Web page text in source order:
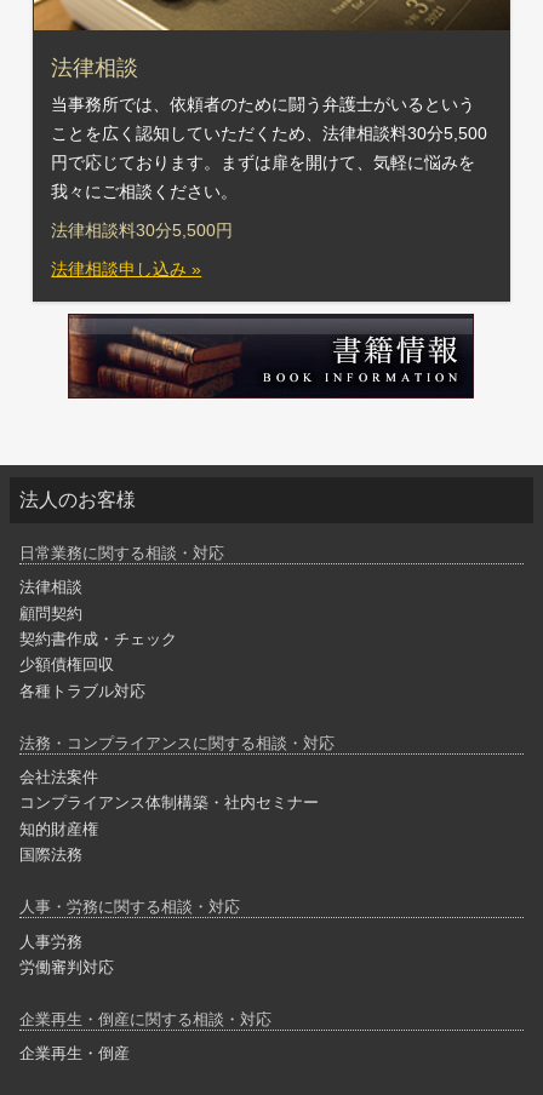
法律相談
当事務所では、依頼者のために闘う弁護士がいるという
ことを広く認知していただくため、法律相談料30分5,500
円で応じております。まずは扉を開けて、気軽に悩みを
我々にご相談ください。
法律相談料30分5,500円
法律相談申し込み »
法人のお客様
日常業務に関する相談・対応
法律相談
顧問契約
契約書作成・チェック
少額債権回収
各種トラブル対応
法務・コンプライアンスに関する相談・対応
会社法案件
コンプライアンス体制構築・社内セミナー
知的財産権
国際法務
人事・労務に関する相談・対応
人事労務
労働審判対応
企業再生・倒産に関する相談・対応
企業再生・倒産